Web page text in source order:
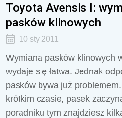
Toyota Avensis I:
pasków klinowych
10 sty 2011
Wymiana pasków klinowych
wydaje się łatwa. Jednak
pasków bywa już
krótkim czasie, pasek
poradniku tym znajdziesz